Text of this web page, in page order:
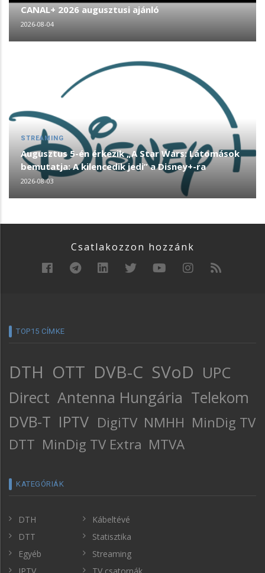
CANAL+ 2026 augusztusi ajánló
2026-08-04
STREAMING
Augusztus 5-én érkezik „A Star Wars: Látomások
bemutatja: A kilencedik jedi” a Disney+-ra
2026-08-03
Csatlakozzon hozzánk
TOP15 CÍMKE
DTH OTT DVB-C SVoD UPC
Direct Antenna Hungária Telekom
DVB-T IPTV DigiTV NMHH MinDig TV
DTT MinDig TV Extra MTVA
KATEGÓRIÁK
DTH
DTT
Egyéb
Kábeltévé
Statisztika
Streaming